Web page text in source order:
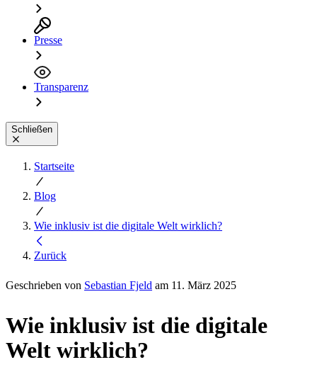
Presse
Transparenz
Schließen
Startseite
Blog
Wie inklusiv ist die digitale Welt wirklich?
Zurück
Geschrieben von Sebastian Fjeld am 11. März 2025
Wie inklusiv ist die digitale
Welt wirklich?